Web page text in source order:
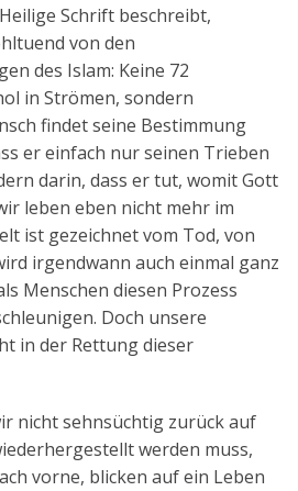
Schrift beschreibt,
von den
des Islam: Keine 72
in Strömen, sondern
findet seine Bestimmung
er einfach nur seinen Trieben
darin, dass er tut, womit Gott
leben eben nicht mehr im
ist gezeichnet vom Tod, von
irgendwann auch einmal ganz
Menschen diesen Prozess
Doch unsere
in der Rettung dieser
nicht sehnsüchtig zurück auf
werden muss,
vorne, blicken auf ein Leben